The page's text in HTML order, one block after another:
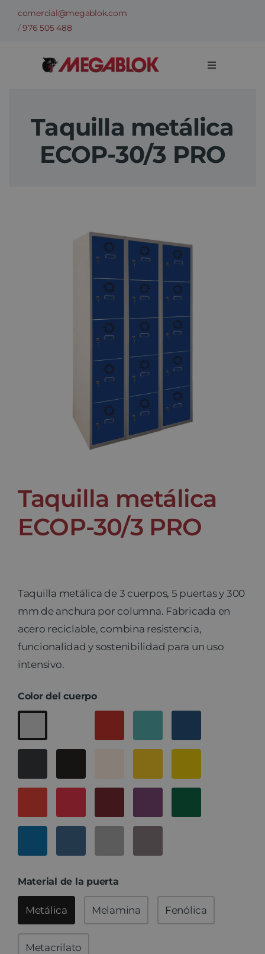
Saltarcomercial@megablok.com
/976 505 488
Toggle
Sectores
Información técnica
Taquilla metálica
ECOP-30/3 PRO
Taquilla metálica
ECOP-30/3 PRO
Taquilla metálica de 3 cuerpos, 5 puertas y 300
mm de anchura por columna. Fabricada en
acero reciclable, combina resistencia,
funcionalidad y sostenibilidad para un uso
intensivo.
Color del cuerpo
Material de la puerta
Metálica Melamina Fenólica
Metacrilato